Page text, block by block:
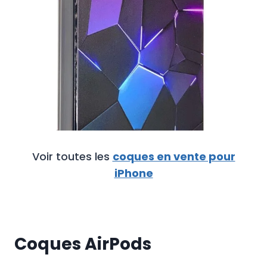
Voir toutes les coques en vente pour
iPhone
Coques AirPods